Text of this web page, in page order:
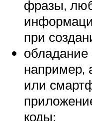
фразы,
при
например,
или
коды;